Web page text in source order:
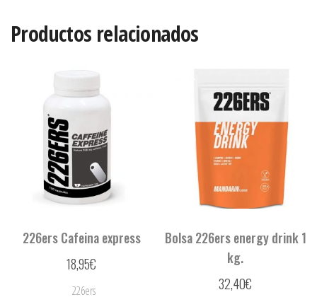
Productos relacionados
226ers Cafeina express
18,95€
226ers
Bolsa 226ers energy drink 1
kg.
32,40€